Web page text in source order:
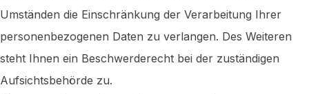
Umständen die Einschränkung der Verarbeitung Ihrer
personenbezogenen Daten zu verlangen. Des Weiteren
steht Ihnen ein Beschwerderecht bei der zuständigen
Aufsichtsbehörde zu.